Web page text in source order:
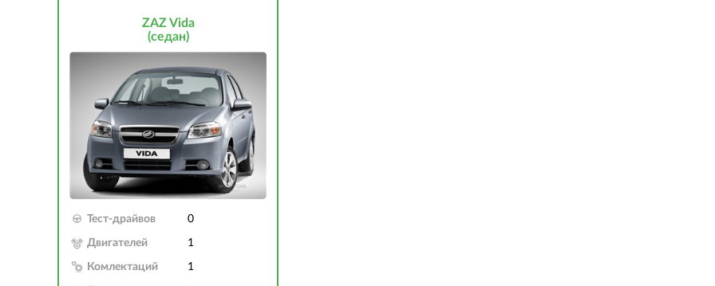
ZAZ Vida
(седан)
Тест-драйвов 0
Двигателей 1
Комлектаций 1